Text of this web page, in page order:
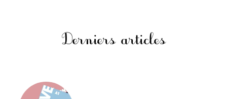
Derniers articles